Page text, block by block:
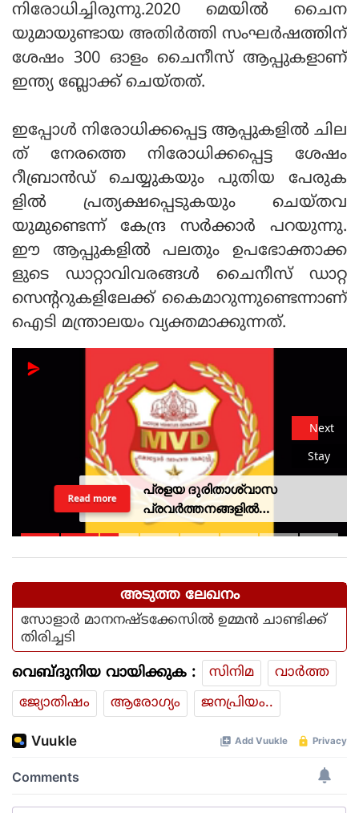
നിരോധിച്ചിരുന്നു.2020 മെയില്‍ ചൈന
യുമായുണ്ടായ അതിര്‍ത്തി സംഘര്‍ഷത്തിന്
ശേഷം 300 ഓളം ചൈനീസ് ആപ്പുകളാണ്
ഇന്ത്യ ബ്ലോക്ക് ചെയ്‌തത്.
ഇപ്പോൾ നിരോധിക്കപ്പെട്ട ആപ്പുകളിൽ ചില
ത് നേരത്തെ നിരോധിക്കപ്പെട്ട ശേഷം
റീബ്രാന്‍ഡ് ചെയ്യുകയും പുതിയ പേരുക
ളില്‍ പ്രത്യക്ഷപ്പെടുകയും ചെയ്തവ
യുമുണ്ടെന്ന് കേന്ദ്ര സര്‍ക്കാര്‍ പറയുന്നു.
ഈ ആപ്പുകളിൽ പലതും ഉപഭോക്താക്ക
ളുടെ ഡാറ്റാവിവരങ്ങള്‍ ചൈനീസ് ഡാറ്റ
സെന്ററുകളിലേക്ക് കൈമാറുന്നുണ്ടെന്നാണ്
ഐടി മന്ത്രാലയം വ്യക്തമാക്കുന്നത്.
Next
Stay
പ്രളയ ദുരിതാശ്വാസ
പ്രവര്‍ത്തനങ്ങളില്‍
ഏര്‍പ്പെട്ടിരുന്ന വാഹനത്തിന് പിഴ
ചെയ്തു
Read more
അടുത്ത ലേഖനം
സോളാര്‍ മാനനഷ്ടക്കേസില്‍ ഉമ്മന്‍ ചാണ്ടിക്ക്
തിരിച്ചടി
വെബ്ദുനിയ വായിക്കുക : സിനിമ
വാര്‍ത്ത
ജ്യോതിഷം
ആരോഗ്യം ജനപ്രിയം..